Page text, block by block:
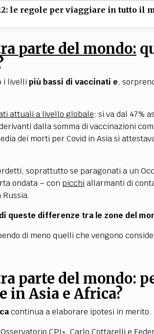
le regole per viaggiare in tutto il
parte del mondo:
i livelli più bassi di vaccinati e,
attuali a livello globale: si va dal 47%
dalla somma di vaccinazioni
dei morti per Covid in Asia si
soprattutto se paragonati a un
ondata – con picchi allarmanti di
queste differenze tra le zone del
di meno quelli che vengono
parte del mondo:
in Asia e Africa?
continua a elaborare ipotesi in merito.
CPI», Carlo Cottarelli e